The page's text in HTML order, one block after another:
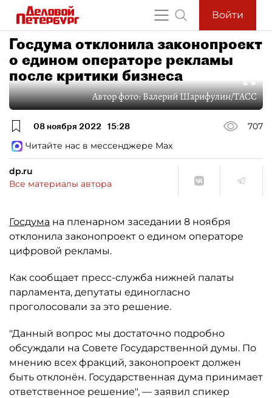
Войти
Госдума отклонила законопроект
о едином операторе рекламы
после критики бизнеса
Автор фото:Валерий Шарифулин/ТАСС
08 ноября 2022 15:28
707
Читайте нас в мессенджере Max
dp.ru
Все материалы автора
Госдума на пленарном заседании 8 ноября
отклонила законопроект о едином операторе
цифровой рекламы.
Как сообщает пресс-служба нижней палаты
парламента, депутаты единогласно
проголосовали за это решение.
"Данный вопрос мы достаточно подробно
обсуждали на Совете Государственной думы. По
мнению всех фракций, законопроект должен
быть отклонён. Государственная дума принимает
ответственное решение", — заявил спикер